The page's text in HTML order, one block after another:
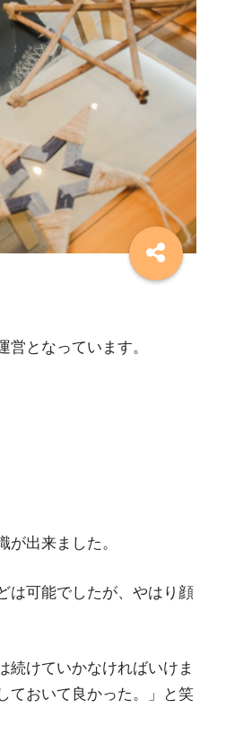
となっています。
出来ました。
は可能でしたが、やはり顔
続けていかなければいけま
ておいて良かった。」と笑